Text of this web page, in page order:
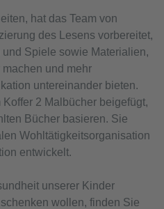
hat das Team von
des Lesens vorbereitet,
Spiele sowie Materialien,
und mehr
untereinander bieten.
2 Malbücher beigefügt,
Bücher basieren. Sie
Wohltätigkeitsorganisation
entwickelt.
unserer Kinder
wollen, finden Sie